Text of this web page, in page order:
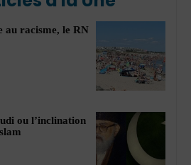
au racisme, le RN
ou l’inclination